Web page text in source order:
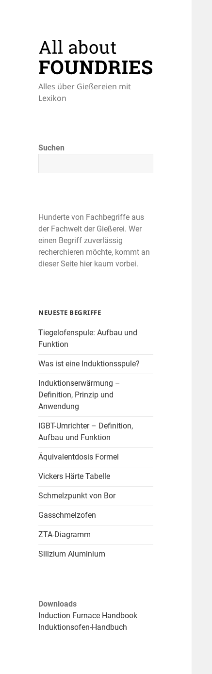
Alles über Gießereien mit
Lexikon
Suchen
Hunderte von Fachbegriffe aus
der Fachwelt der Gießerei. Wer
einen Begriff zuverlässig
recherchieren möchte, kommt an
dieser Seite hier kaum vorbei.
NEUESTE BEGRIFFE
Tiegelofenspule: Aufbau und
Funktion
Was ist eine Induktionsspule?
Induktionserwärmung –
Definition, Prinzip und
Anwendung
IGBT-Umrichter – Definition,
Aufbau und Funktion
Äquivalentdosis Formel
Vickers Härte Tabelle
Schmelzpunkt von Bor
Gasschmelzofen
ZTA-Diagramm
Silizium Aluminium
Downloads
Induction Furnace Handbook
Induktionsofen-Handbuch